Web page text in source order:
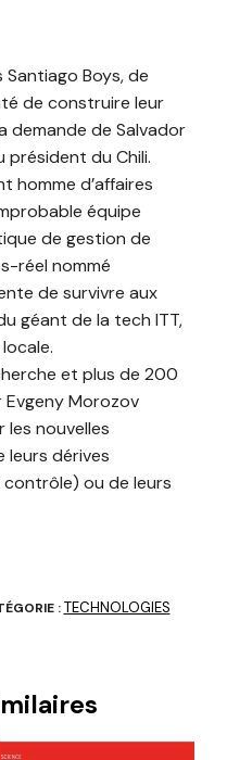
Boys, de
de construire leur
demande de Salvador
président du Chili.
homme d’affaires
équipe
de gestion de
réel nommé
de survivre aux
géant de la tech ITT,
et plus de 200
Morozov
les nouvelles
leurs dérives
ou de leurs
:TECHNOLOGIES